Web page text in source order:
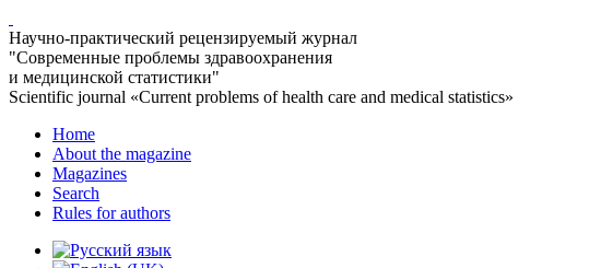
Научно-практический рецензируемый журнал
"Современные проблемы здравоохранения
и медицинской статистики"
Scientific journal «Current problems of health care and medical statistics»
Home
About the magazine
Magazines
Search
Rules for authors